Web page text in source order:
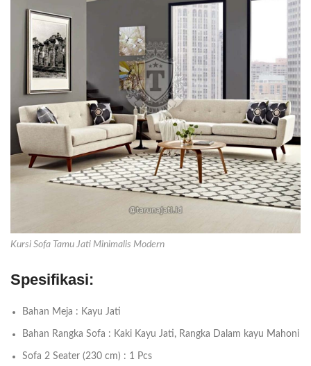
Kursi Sofa Tamu Jati Minimalis Modern
Spesifikasi:
Bahan Meja : Kayu Jati
Bahan Rangka Sofa : Kaki Kayu Jati, Rangka Dalam kayu Mahoni
Sofa 2 Seater (230 cm) : 1 Pcs